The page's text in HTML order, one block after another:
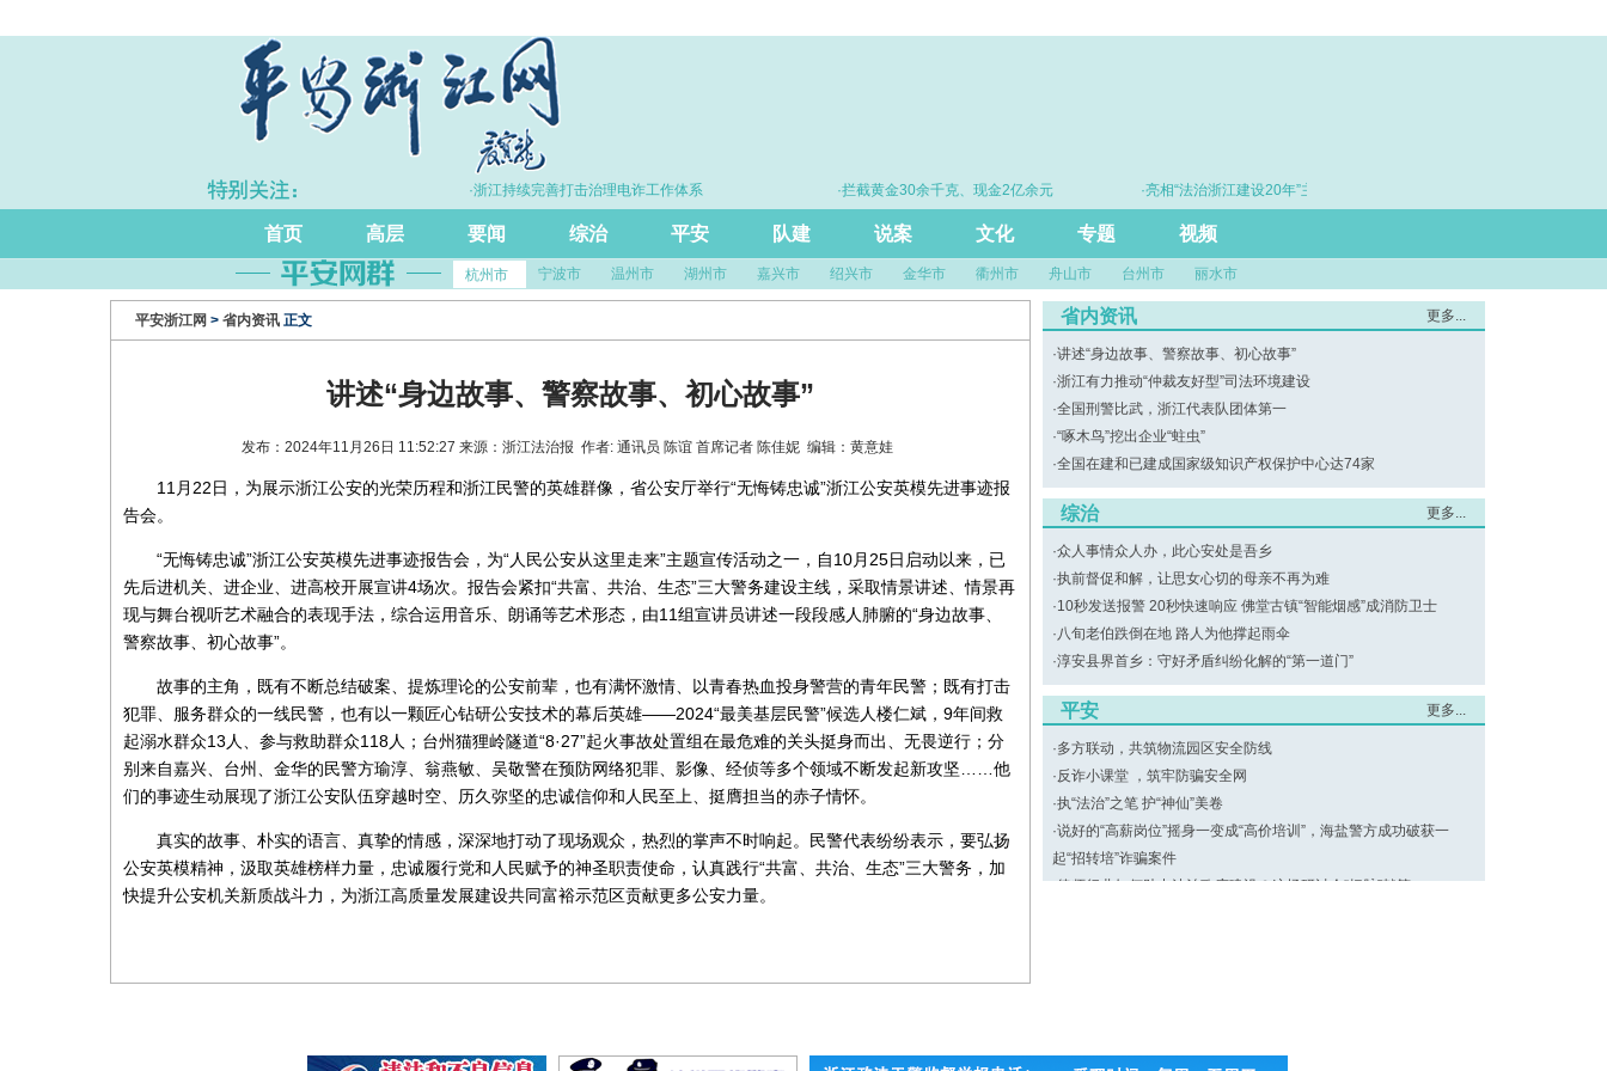
·上半年浙江GDP同比增长5.7% ·浙江持续完善打击治理电诈工作体系 ·拦截黄金30余千克、现金2亿余元
·亮相“法治浙江建设20年”主题展 浙江打造的这把“标
首页 高层 要闻 综治 平安 队建 说案 文化 专题 视频
杭州市 宁波市 温州市 湖州市 嘉兴市 绍兴市 金华市 衢州市 舟山市 台州市 丽水市
平安浙江网 > 省内资讯 正文
讲述“身边故事、警察故事、初心故事”
发布：2024年11月26日 11:52:27 来源：浙江法治报 作者: 通讯员 陈谊 首席记者 陈佳妮 编辑：黄意娃
11月22日，为展示浙江公安的光荣历程和浙江民警的英雄群像，省公安厅举行“无悔铸忠诚”浙江公安英模先进事迹报
告会。
“无悔铸忠诚”浙江公安英模先进事迹报告会，为“人民公安从这里走来”主题宣传活动之一，自10月25日启动以来，已
先后进机关、进企业、进高校开展宣讲4场次。报告会紧扣“共富、共治、生态”三大警务建设主线，采取情景讲述、情景再
现与舞台视听艺术融合的表现手法，综合运用音乐、朗诵等艺术形态，由11组宣讲员讲述一段段感人肺腑的“身边故事、
警察故事、初心故事”。
故事的主角，既有不断总结破案、提炼理论的公安前辈，也有满怀激情、以青春热血投身警营的青年民警；既有打击
犯罪、服务群众的一线民警，也有以一颗匠心钻研公安技术的幕后英雄——2024“最美基层民警”候选人楼仁斌，9年间救
起溺水群众13人、参与救助群众118人；台州猫狸岭隧道“8·27”起火事故处置组在最危难的关头挺身而出、无畏逆行；分
别来自嘉兴、台州、金华的民警方瑜淳、翁燕敏、吴敬警在预防网络犯罪、影像、经侦等多个领域不断发起新攻坚……他
们的事迹生动展现了浙江公安队伍穿越时空、历久弥坚的忠诚信仰和人民至上、挺膺担当的赤子情怀。
真实的故事、朴实的语言、真挚的情感，深深地打动了现场观众，热烈的掌声不时响起。民警代表纷纷表示，要弘扬
公安英模精神，汲取英雄榜样力量，忠诚履行党和人民赋予的神圣职责使命，认真践行“共富、共治、生态”三大警务，加
快提升公安机关新质战斗力，为浙江高质量发展建设共同富裕示范区贡献更多公安力量。
省内资讯 更多...
·讲述“身边故事、警察故事、初心故事”
·浙江有力推动“仲裁友好型”司法环境建设
·全国刑警比武，浙江代表队团体第一
·“啄木鸟”挖出企业“蛀虫”
·全国在建和已建成国家级知识产权保护中心达74家
综治 更多...
·众人事情众人办，此心安处是吾乡
·执前督促和解，让思女心切的母亲不再为难
·10秒发送报警 20秒快速响应 佛堂古镇“智能烟感”成消防卫士
·八旬老伯跌倒在地 路人为他撑起雨伞
·淳安县界首乡：守好矛盾纠纷化解的“第一道门”
平安 更多...
·多方联动，共筑物流园区安全防线
·反诈小课堂 ，筑牢防骗安全网
·执“法治”之笔 护“神仙”美卷
·说好的“高薪岗位”摇身一变成“高价培训”，海盐警方成功破获一
起“招转培”诈骗案件
·律师行业如何助力法治政府建设？这场研讨会“把脉”献策